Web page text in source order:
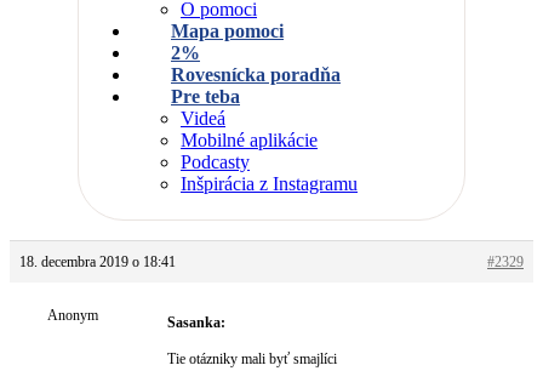
O pomoci
Mapa pomoci
2%
Rovesnícka poradňa
Pre teba
Videá
Mobilné aplikácie
Podcasty
Inšpirácia z Instagramu
18. decembra 2019 o 18:41 #2329
Anonym Sasanka:
Tie otázniky mali byť smajlíci